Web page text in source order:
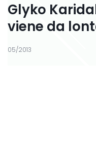
Glyko
viene da
05/2013